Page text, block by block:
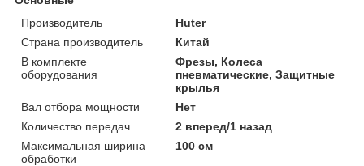
Производитель
Huter
Страна производитель
Китай
В комплекте
оборудования
Фрезы, Колеса
пневматические, Защитные
крылья
Вал отбора мощности
Нет
Количество передач
2 вперед/1 назад
Максимальная ширина
обработки
100 см